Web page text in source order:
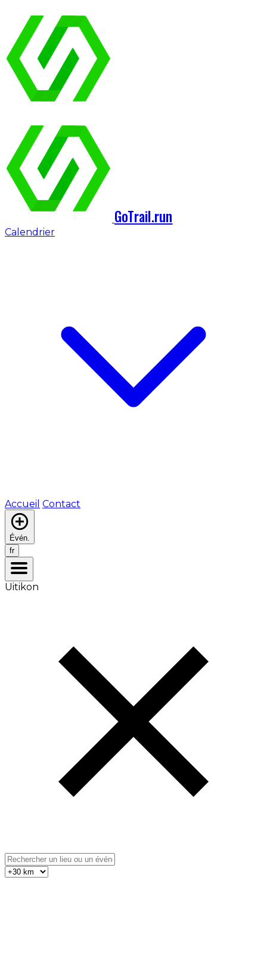
GoTrail.run
Calendrier
Accueil Contact
Évén.
fr
Uitikon